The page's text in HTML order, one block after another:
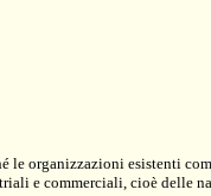
le organizzazioni esistenti
e commerciali, cioè delle